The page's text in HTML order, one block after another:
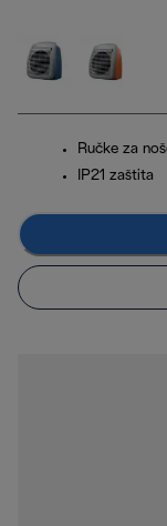
Ručke za
IP21 zaštita